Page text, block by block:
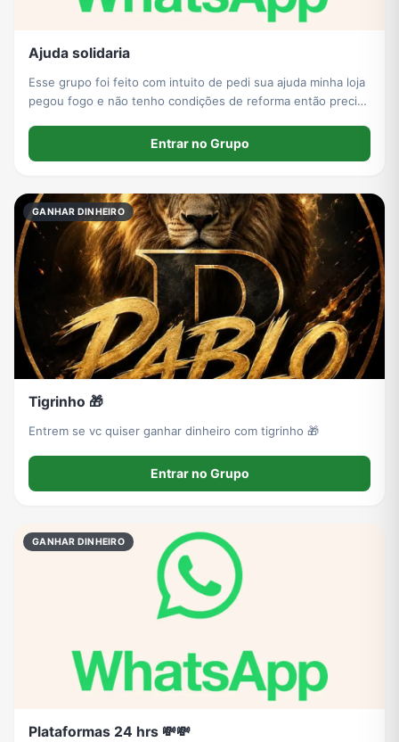
Ajuda solidaria
Esse grupo foi feito com intuito de pedi sua ajuda minha loja
pegou fogo e não tenho condições de reforma então precisa
Entrar no Grupo
GANHAR DINHEIRO
Tigrinho 🎁
Entrem se vc quiser ganhar dinheiro com tigrinho 🎁
Entrar no Grupo
GANHAR DINHEIRO
Plataformas 24 hrs 💸💸